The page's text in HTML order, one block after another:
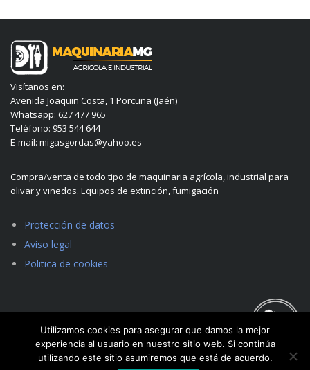
Visítanos en:
Avenida Joaquin Costa, 1 Porcuna (Jaén)
Whatsapp: 627 477 965
Teléfono: 953 544 644
E-mail: migasgordas@yahoo.es
Compra/venta de todo tipo de maquinaria agrícola, industrial para
olivar y viñedos. Equipos de extinción, fumigación
Protección de datos
Aviso legal
Politica de cookies
Utilizamos cookies para asegurar que damos la mejor
experiencia al usuario en nuestro sitio web. Si continúa
utilizando este sitio asumiremos que está de acuerdo.